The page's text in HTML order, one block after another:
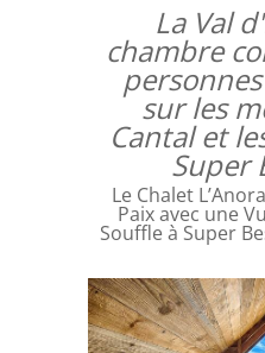
La Val
chambre
sur les
Cantal et
Super
Le Chalet
Paix avec une
Souffle à Super